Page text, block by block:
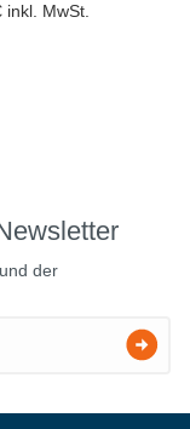
inkl. MwSt.
und der